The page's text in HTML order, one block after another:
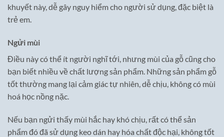
khuyết này, dễ gây nguy hiểm cho người sử dụng, đặc biệt là
trẻ em.
Ngửi mùi
Điều này có thể ít người nghĩ tới, nhưng mùi của gỗ cũng cho
bạn biết nhiều về chất lượng sản phẩm. Những sản phẩm gỗ
tốt thường mang lại cảm giác tự nhiên, dễ chịu, không có mùi
hoá học nồng nặc.
Nếu bạn ngửi thấy mùi hắc hay khó chịu, rất có thể sản
phẩm đó đã sử dụng keo dán hay hóa chất độc hại, không tốt